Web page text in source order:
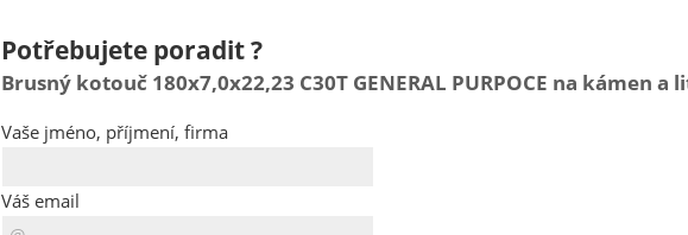
Potřebujete poradit ?
Brusný kotouč 180x7,0x22,23 C30T GENERAL PURPOCE na kámen a
Vaše jméno, příjmení, firma
Váš email